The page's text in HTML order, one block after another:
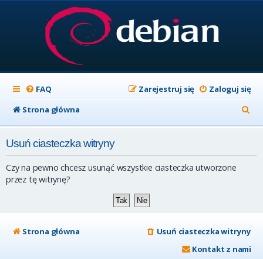
FAQ Zaloguj się
Zarejestruj się
Strona główna
z
Usuń ciasteczka witryny
Czy na pewno chcesz usunąć wszystkie ciasteczka utworzone
przez tę witrynę?
Strona główna
Usuń ciasteczka witryny
Kontakt z nami